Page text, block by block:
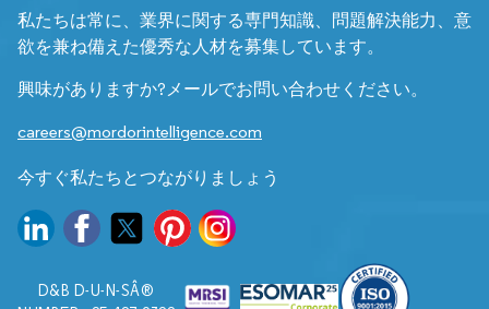
私たちは常に、業界に関する専門知識、問題解決能力、意
欲を兼ね備えた優秀な人材を募集しています。
興味がありますか?メールでお問い合わせください。
careers@mordorintelligence.com
今すぐ私たちとつながりましょう
D&B D-U-N-SÂ®